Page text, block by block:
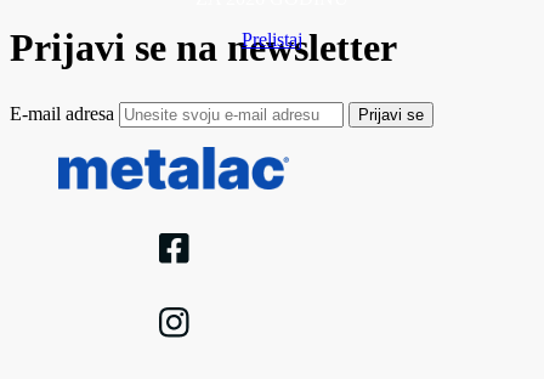
Prelistaj
Prijavi se na newsletter
E-mail adresa Prijavi se